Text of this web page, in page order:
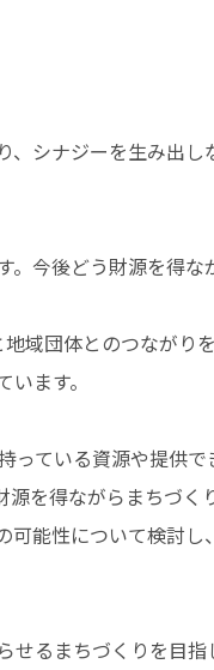
、シナジーを生み出し
。今後どう財源を得な
域団体とのつながり
ます。
っている資源や提供で
源を得ながらまちづく
可能性について検討し
せるまちづくりを目指